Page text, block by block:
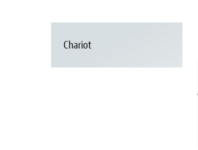
Chariot